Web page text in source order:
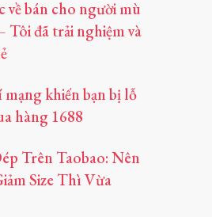
về bán cho người mù
Tôi đã trải nghiệm và
mạng khiến bạn bị lỗ
hàng 1688
Trên Taobao: Nên
Size Thì Vừa